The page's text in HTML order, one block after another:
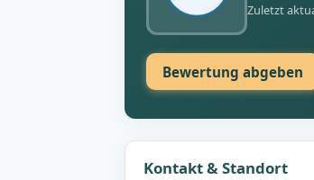
Zuletzt
Bewertung abgeben
Kontakt & Standort